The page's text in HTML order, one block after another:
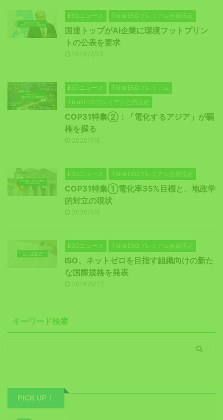
ESGニュース ThinkESGプレミアム会員限定
国連トップがAI企業に環境フットプリン
トの公表を要求
2026/7/13
ESGニュース
ThinkESGプレミアム
ThinkESGプレミアム会員限定
COP31特集②：「電化するアジア」が覇
権を握る
2026/7/8
ESGニュース ThinkESGプレミアム会員限定
COP31特集①電化率35%目標と、地政学
的対立の現状
2026/7/5
ESGニュース ThinkESGプレミアム会員限定
ISO、ネットゼロを目指す組織向けの新た
な国際規格を発表
2026/6/27
キーワード検索
PICK UP！